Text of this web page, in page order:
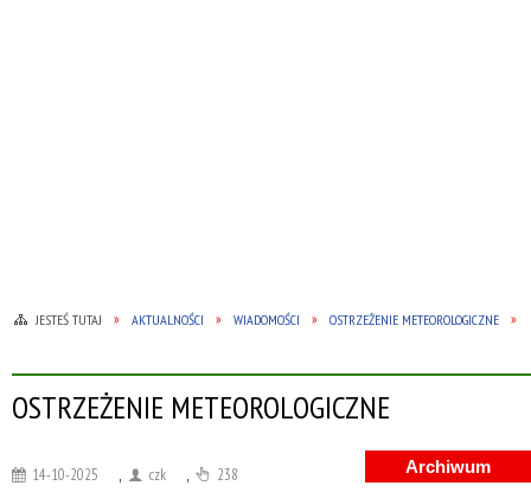
JESTEŚ TUTAJ AKTUALNOŚCI WIADOMOŚCI OSTRZEŻENIE METEOROLOGICZNE
OSTRZEŻENIE METEOROLOGICZNE
Archiwum
14-10-2025 czk 238